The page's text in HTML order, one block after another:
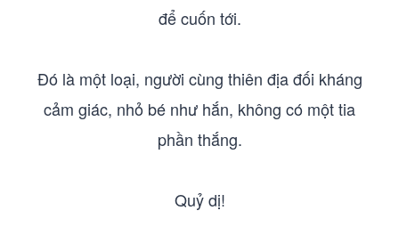
để cuốn tới.
Đó là một loại, người cùng thiên địa đối kháng
cảm giác, nhỏ bé như hắn, không có một tia
phần thắng.
Quỷ dị!